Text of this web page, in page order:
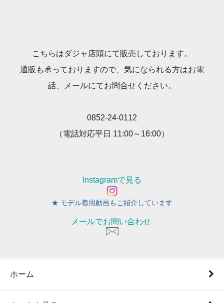
こちらはダジャ店頭にて販売しております。
通販も承っておりますので、気になられる方はお電
話、メールにてお問合せください。
0852-24-0112
（電話対応平日 11:00～16:00）
Instagramで見る
★ モデル着用動画もご紹介しています
メールでお問い合わせ
ホーム